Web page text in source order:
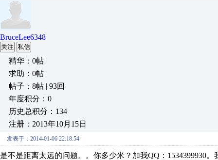
BruceLee6348
关注 私信
精华：0帖
求助：0帖
帖子：8帖 | 93回
年度积分：0
历史总积分：134
注册：2013年10月15日
发表于：2014-01-06 22:18:54
是不是距离太远的问题。。你多少米？加我QQ：1534399930